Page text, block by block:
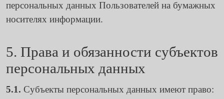
персональных данных Пользователей на бумажных
носителях информации.
5. Права и обязанности субъектов
персональных данных
5.1. Субъекты персональных данных имеют право: